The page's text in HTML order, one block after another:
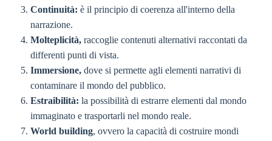
Continuità: è il principio di coerenza all'interno della
narrazione.
Molteplicità, raccoglie contenuti alternativi raccontati da
differenti punti di vista.
Immersione, dove si permette agli elementi narrativi di
contaminare il mondo del pubblico.
Estraibilità: la possibilità di estrarre elementi dal mondo
immaginato e trasportarli nel mondo reale.
World building, ovvero la capacità di costruire mondi